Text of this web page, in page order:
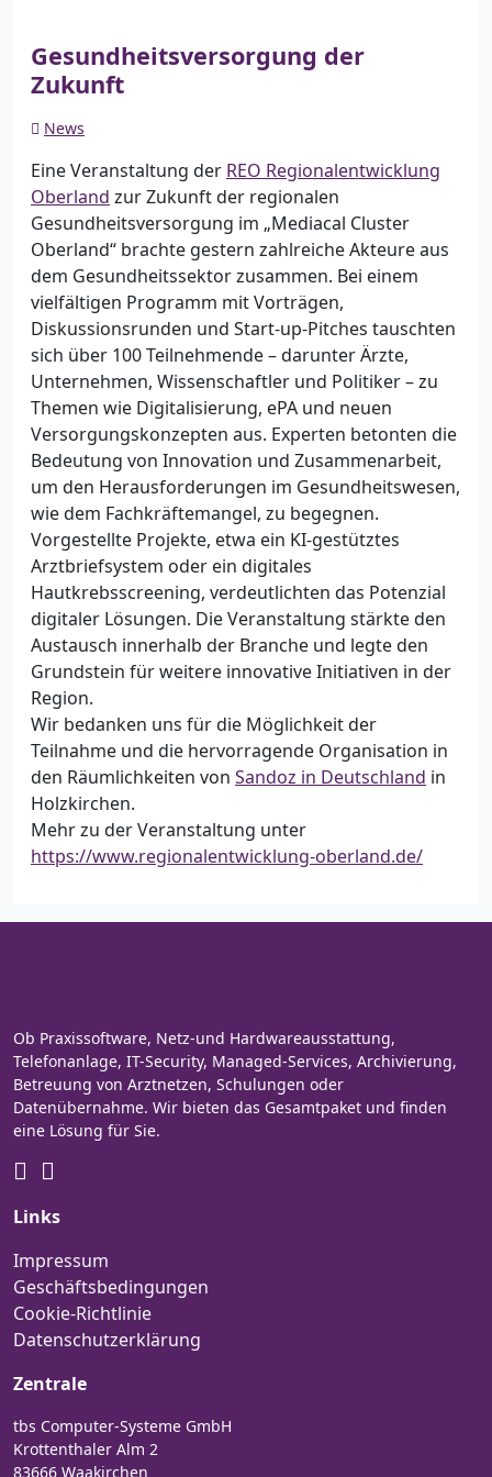
Gesundheitsversorgung der
Zukunft
News
Eine Veranstaltung der REO Regionalentwicklung
Oberland zur Zukunft der regionalen
Gesundheitsversorgung im „Mediacal Cluster
Oberland“ brachte gestern zahlreiche Akteure aus
dem Gesundheitssektor zusammen. Bei einem
vielfältigen Programm mit Vorträgen,
Diskussionsrunden und Start-up-Pitches tauschten
sich über 100 Teilnehmende – darunter Ärzte,
Unternehmen, Wissenschaftler und Politiker – zu
Themen wie Digitalisierung, ePA und neuen
Versorgungskonzepten aus. Experten betonten die
Bedeutung von Innovation und Zusammenarbeit,
um den Herausforderungen im Gesundheitswesen,
wie dem Fachkräftemangel, zu begegnen.
Vorgestellte Projekte, etwa ein KI-gestütztes
Arztbriefsystem oder ein digitales
Hautkrebsscreening, verdeutlichten das Potenzial
digitaler Lösungen. Die Veranstaltung stärkte den
Austausch innerhalb der Branche und legte den
Grundstein für weitere innovative Initiativen in der
Region.
Wir bedanken uns für die Möglichkeit der
Teilnahme und die hervorragende Organisation in
den Räumlichkeiten von Sandoz in Deutschland in
Holzkirchen.
Mehr zu der Veranstaltung unter
https://www.regionalentwicklung-oberland.de/
Ob Praxissoftware, Netz-und Hardwareausstattung,
Telefonanlage, IT-Security, Managed-Services, Archivierung,
Betreuung von Arztnetzen, Schulungen oder
Datenübernahme. Wir bieten das Gesamtpaket und finden
eine Lösung für Sie.
Links
Impressum
Geschäftsbedingungen
Cookie-Richtlinie
Datenschutzerklärung
Zentrale
tbs Computer-Systeme GmbH
Krottenthaler Alm 2
83666 Waakirchen